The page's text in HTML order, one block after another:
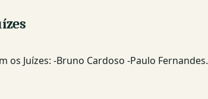
os Juízes: -Bruno Cardoso -Paulo Fernandes.